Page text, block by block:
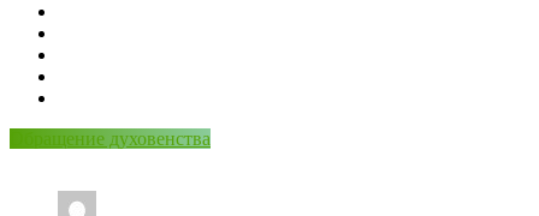
Обращение духовенства